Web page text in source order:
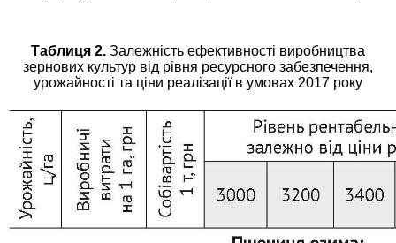
Таблиця 2. Залежність ефективності виробництва
зернових культур від рівня ресурсного забезпечення,
урожайності та ціни реалізації в умовах 2017 року